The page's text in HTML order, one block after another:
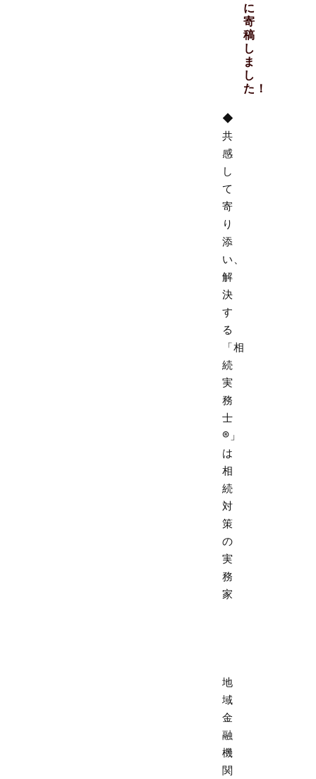
に
寄
稿
し
ま
し
た！
◆
共
感
し
て
寄
り
添
い、
解
決
す
る
「相
続
実
務
士
®」
は
相
続
対
策
の
実
務
家
地
域
金
融
機
関